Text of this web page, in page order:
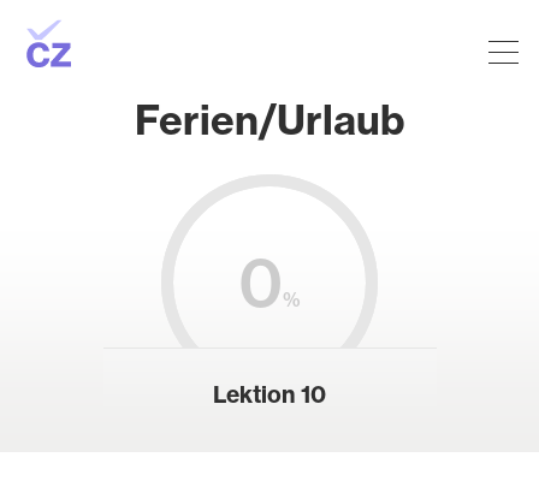
Ferien/Urlaub
0%
Lektion 10